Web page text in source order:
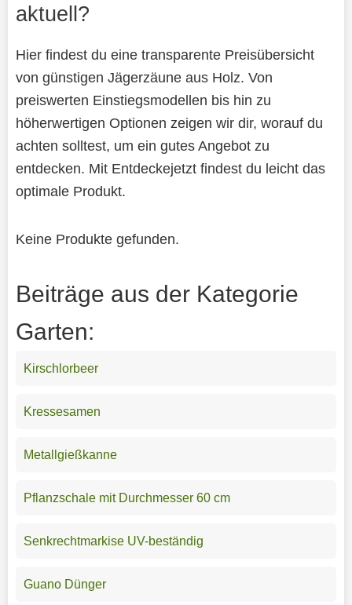
aktuell?
Hier findest du eine transparente Preisübersicht
von günstigen Jägerzäune aus Holz. Von
preiswerten Einstiegsmodellen bis hin zu
höherwertigen Optionen zeigen wir dir, worauf du
achten solltest, um ein gutes Angebot zu
entdecken. Mit Entdeckejetzt findest du leicht das
optimale Produkt.
Keine Produkte gefunden.
Beiträge aus der Kategorie
Garten:
Kirschlorbeer
Kressesamen
Metallgießkanne
Pflanzschale mit Durchmesser 60 cm
Senkrechtmarkise UV-beständig
Guano Dünger